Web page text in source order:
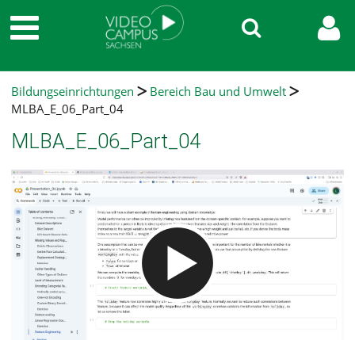
Bildungseinrichtungen
Bereich Bau und Umwelt
MLBA_E_06_Part_04
MLBA_E_06_Part_04